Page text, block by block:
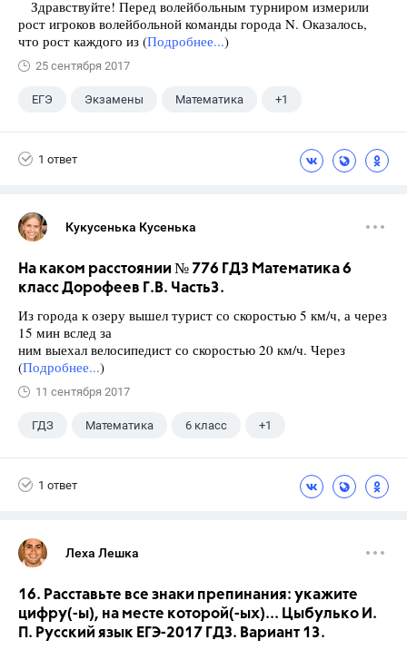
Здравствуйте! Перед волейбольным турниром измерили
рост игроков волейбольной команды города N. Оказалось,
что рост каждого из (Подробнее...)
25 сентября 2017
ЕГЭ Экзамены Математика +1
1 ответ
Кукусенька Кусенька
На каком расстоянии № 776 ГДЗ Математика 6
класс Дорофеев Г.В. Часть3.
Из города к озеру вышел турист со скоростью 5 км/ч, а через
15 мин вслед за
ним выехал велосипедист со скоростью 20 км/ч. Через
(Подробнее...)
11 сентября 2017
ГДЗ Математика 6 класс +1
1 ответ
Леха Лешка
16. Расставьте все знаки препинания: укажите
цифру(-ы), на месте которой(-ых)... Цыбулько И.
П. Русский язык ЕГЭ-2017 ГДЗ. Вариант 13.